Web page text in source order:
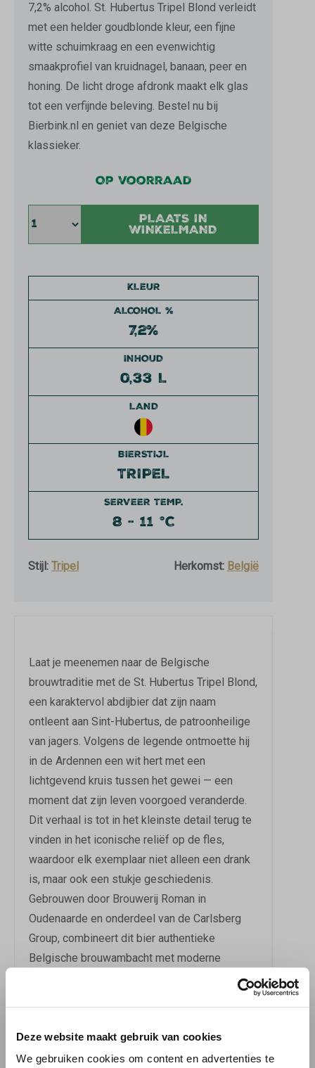
Deze website maakt gebruik van cookies
We gebruiken cookies om content en advertenties te
7,2% alcohol. St. Hubertus Tripel Blond verleidt
met een helder goudblonde kleur, een fijne
witte schuimkraag en een evenwichtig
smaakprofiel van kruidnagel, banaan, peer en
honing. De licht droge afdronk maakt elk glas
tot een verfijnde beleving. Bestel nu bij
Bierbink.nl en geniet van deze Belgische
klassieker.
KLEUR
ALCOHOL %
7,2%
INHOUD
0,33 L
LAND
BIERSTIJL
TRIPEL
SERVEER TEMP.
8 - 11 °C
Stijl: Tripel Herkomst: België
Op voorraad
PLAATS IN
WINKELMAND
Laat je meenemen naar de Belgische
brouwtraditie met de St. Hubertus Tripel Blond,
een karaktervol abdijbier dat zijn naam
ontleent aan Sint-Hubertus, de patroonheilige
van jagers. Volgens de legende ontmoette hij
in de Ardennen een wit hert met een
lichtgevend kruis tussen het gewei — een
moment dat zijn leven voorgoed veranderde.
Dit verhaal is tot in het kleinste detail terug te
vinden in het iconische reliëf op de fles,
waardoor elk exemplaar niet alleen een drank
is, maar ook een stukje geschiedenis.
Gebrouwen door Brouwerij Roman in
Oudenaarde en onderdeel van de Carlsberg
Group, combineert dit bier authentieke
Belgische brouwambacht met moderne
St. Hubertus Tripel Blond presenteert zich in